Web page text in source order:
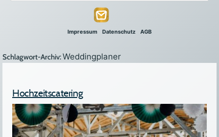
Impressum Datenschutz AGB
Schlagwort-Archiv:Weddingplaner
Hochzeitscatering